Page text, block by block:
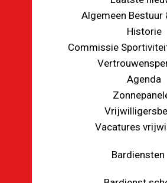
Algemeen Bestuur
Historie
Commissie
Agenda
Vacatures
Bardiensten